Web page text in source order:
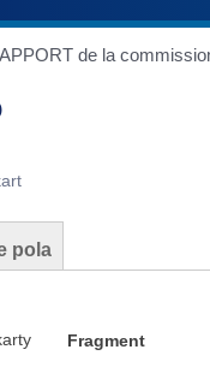
pola
Fragment